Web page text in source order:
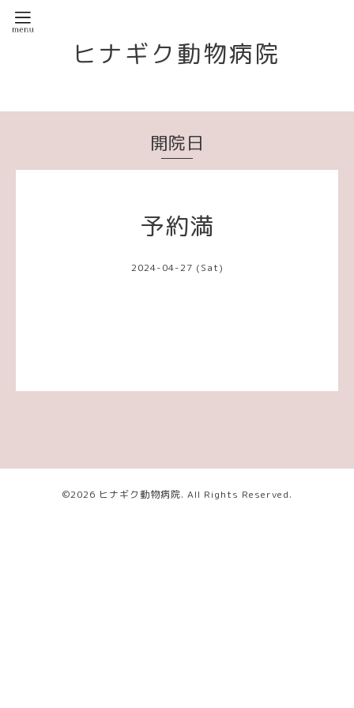
ヒナギク動物病院
開院日
予約満
2024-04-27 (Sat)
©2026 ヒナギク動物病院. All Rights Reserved.